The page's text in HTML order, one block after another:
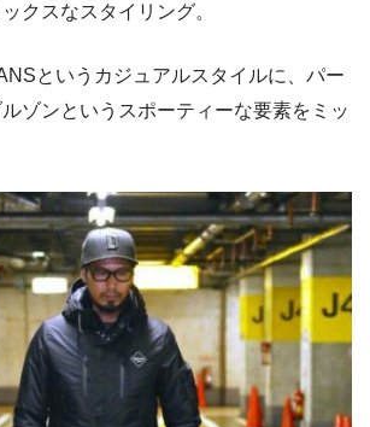
クスなスタイリング。
というカジュアルスタイルに、パー
ゾンというスポーティーな要素をミッ